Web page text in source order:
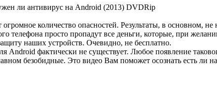
количество опасностей. Результаты, в основном,
телефона просто пропадут все деньги, которые, при
наших устройств. Очевидно, не бесплатно.
Android фактически не существует. Любое появление
безобидные. Это видео Вам поможет осознать есть ли